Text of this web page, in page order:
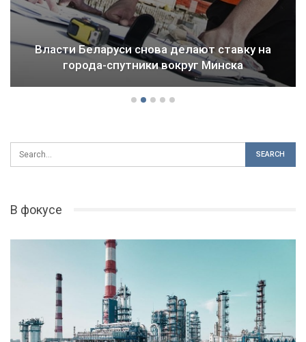
Власти Беларуси снова делают ставку на
города-спутники вокруг Минска
В фокусе